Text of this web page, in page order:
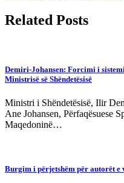
Related Posts
Demiri-Johansen: Forcimi i
Ministrisë së Shëndetësisë
Ministri i Shëndetësisë, Ilir
Ane Johansen, Përfaqësuese
Maqedoninë…
Burgim i përjetshëm për autorët e